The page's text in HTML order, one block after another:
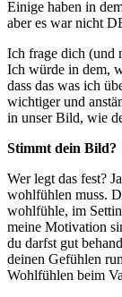
Einige haben in
aber es war nicht
Ich frage dich (und
Ich würde in dem,
dass das was ich
wichtiger und
in unser Bild, wie
Stimmt dein Bild?
Wer legt das fest?
wohlfühlen muss.
wohlfühle, im
meine Motivation
du darfst gut
deinen Gefühlen
Wohlfühlen beim